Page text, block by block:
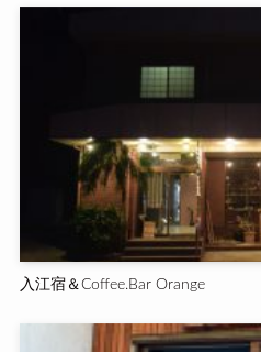
入江宿＆Coffee.Bar Orange